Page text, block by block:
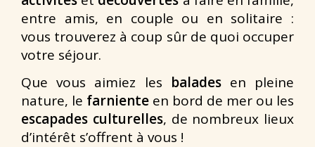
entre amis, en couple ou en solitaire :
vous trouverez à coup sûr de quoi occuper
votre séjour.
Que vous aimiez les balades en pleine
nature, le farniente en bord de mer ou les
escapades culturelles, de nombreux lieux
d’intérêt s’offrent à vous !